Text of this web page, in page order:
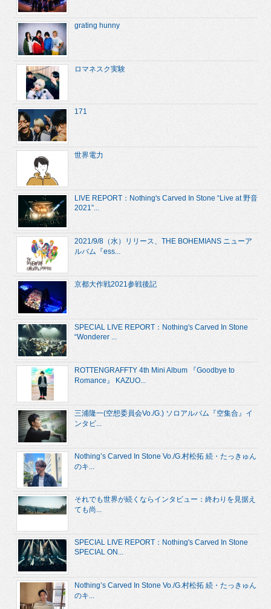
grating hunny
ロマネスク実験
171
世界電力
LIVE REPORT：Nothing's Carved In Stone “Live at 野音
2021”...
2021/9/8（水）リリース、THE BOHEMIANS ニューア
ルバム『ess...
京都大作戦2021参戦後記
SPECIAL LIVE REPORT：Nothing's Carved In Stone
“Wonderer ...
ROTTENGRAFFTY 4th Mini Album 『Goodbye to
Romance』 KAZUO...
三浦隆一(空想委員会Vo./G.) ソロアルバム『空集合』イ
ンタビ...
Nothing’s Carved In Stone Vo./G.村松拓 続・たっきゅん
のキ...
それでも世界が続くならインタビュー：終わりを見据え
ても尚...
SPECIAL LIVE REPORT：Nothing's Carved In Stone
SPECIAL ON...
Nothing’s Carved In Stone Vo./G.村松拓 続・たっきゅん
のキ...